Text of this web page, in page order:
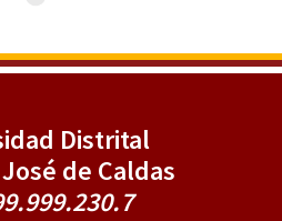
Distrital
de Caldas